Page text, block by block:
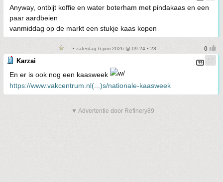
Anyway, ontbijt koffie en water boterham met pindakaas en een
paar aardbeien
vanmiddag op de markt een stukje kaas kopen
• zaterdag 6 juni 2026 @ 09:24 • 28
Karzai
En er is ook nog een kaasweek
https://www.vakcentrum.nl(...)s/nationale-kaasweek
▼ Advertentie door Refinery89